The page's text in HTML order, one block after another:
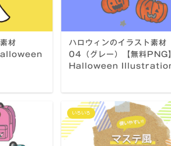
材
ハロウィンのイラスト素材
04（グレー）【無料PNG
Halloween
いろいろ